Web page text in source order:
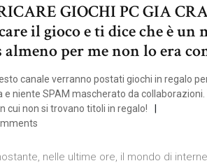
GIOCHI PC GIA
il gioco e ti dice che è
per me non lo era
canale verranno postati giochi in regalo
e niente SPAM mascherato da
cui non si trovano titoli in regalo!
nelle ultime ore, il mondo di